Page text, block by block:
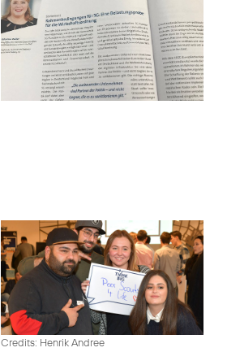
Credits: Henrik Andree